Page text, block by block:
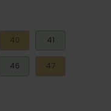
40 41
46 47